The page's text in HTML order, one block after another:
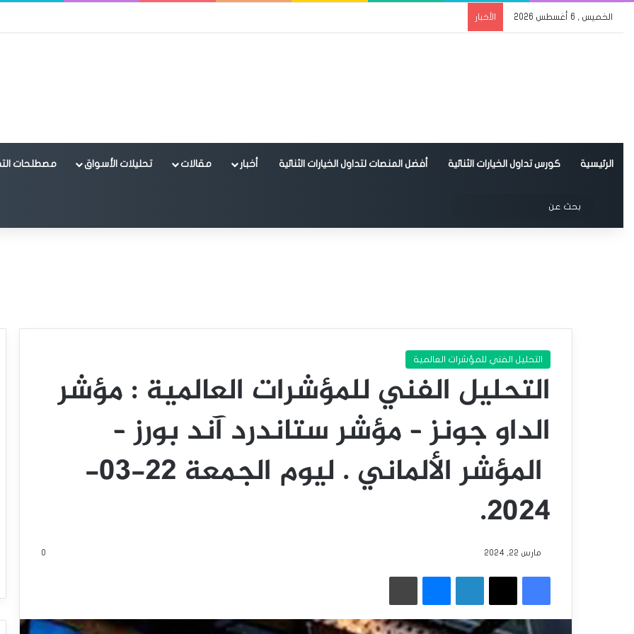
الخميس , 6 أغسطس 2026 الأخبار
الرئيسية كورس تداول الخيارات الثنائية أفضل المنصات لتداول الخيارات الثنائية أخبار مقالات تحليلات الأسواق مصطلحات
الوضع المظلم
عن
التحليل الفني للمؤشرات العالمية
التحليل الفني للمؤشرات العالمية : مؤشر
الداو جونز – مؤشر ستاندرد آند بورز –
المؤشر الألماني . ليوم الجمعة 22-03-
2024.
مارس 22, 2024 0
فيسبوك
‫X لينكدإن ماسنجر طباعة